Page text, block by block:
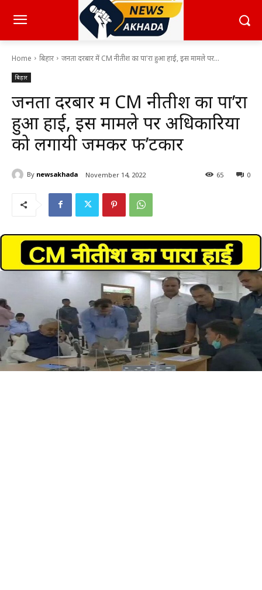
Home बिहार जनता दरबार में CM नीतीश का पा'रा हुआ हाई, इस मामले पर...
बिहार
जनता दरबार में CM नीतीश का पा’रा
हुआ हाई, इस मामले पर अधिकारियों
को लगायी जमकर फ’टकार
By newsakhada November 14, 2022 0
65